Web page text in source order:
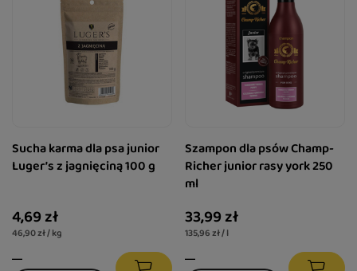
Sucha karma dla psa junior
Luger’s z jagnięciną 100 g
4,69 zł
46,90 zł / kg
Szampon dla psów Champ-
Richer junior rasy york 250
ml
33,99 zł
135,96 zł / l